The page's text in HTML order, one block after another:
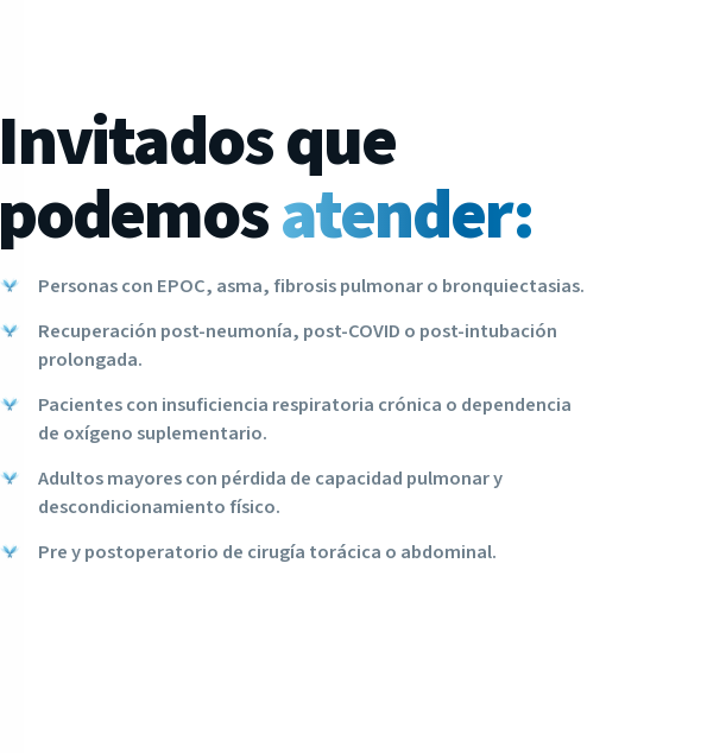
Invitados que
podemosatender:
Personas con EPOC, asma, fibrosis pulmonar o bronquiectasias.
Recuperación post-neumonía, post-COVID o post-intubación
prolongada.
Pacientes con insuficiencia respiratoria crónica o dependencia
de oxígeno suplementario.
Adultos mayores con pérdida de capacidad pulmonar y
descondicionamiento físico.
Pre y postoperatorio de cirugía torácica o abdominal.